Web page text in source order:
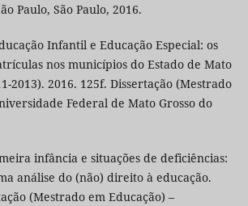
Paulo, São Paulo, 2016.
Infantil e Educação Especial: os
nos municípios do Estado de Mato
2013). 2016. 125f. Dissertação (Mestrado
Federal de Mato Grosso do
infância e situações de deficiências:
análise do (não) direito à educação.
(Mestrado em Educação) –